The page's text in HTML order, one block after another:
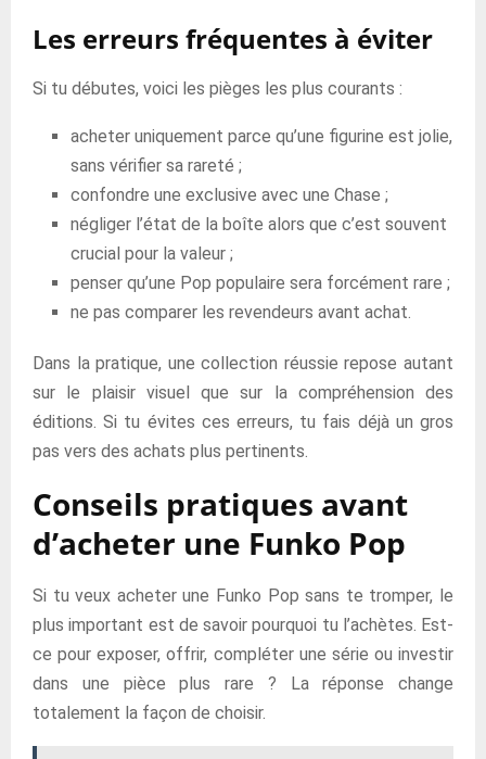
Les erreurs fréquentes à éviter
Si tu débutes, voici les pièges les plus courants :
acheter uniquement parce qu’une figurine est jolie,
sans vérifier sa rareté ;
confondre une exclusive avec une Chase ;
négliger l’état de la boîte alors que c’est souvent
crucial pour la valeur ;
penser qu’une Pop populaire sera forcément rare ;
ne pas comparer les revendeurs avant achat.
Dans la pratique, une collection réussie repose autant
sur le plaisir visuel que sur la compréhension des
éditions. Si tu évites ces erreurs, tu fais déjà un gros
pas vers des achats plus pertinents.
Conseils pratiques avant
d’acheter une Funko Pop
Si tu veux acheter une Funko Pop sans te tromper, le
plus important est de savoir pourquoi tu l’achètes. Est-
ce pour exposer, offrir, compléter une série ou investir
dans une pièce plus rare ? La réponse change
totalement la façon de choisir.